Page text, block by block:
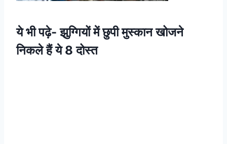
ये भी पढ़े-झुग्गियों में छुपी मुस्कान खोजने
निकले हैं ये 8 दोस्त